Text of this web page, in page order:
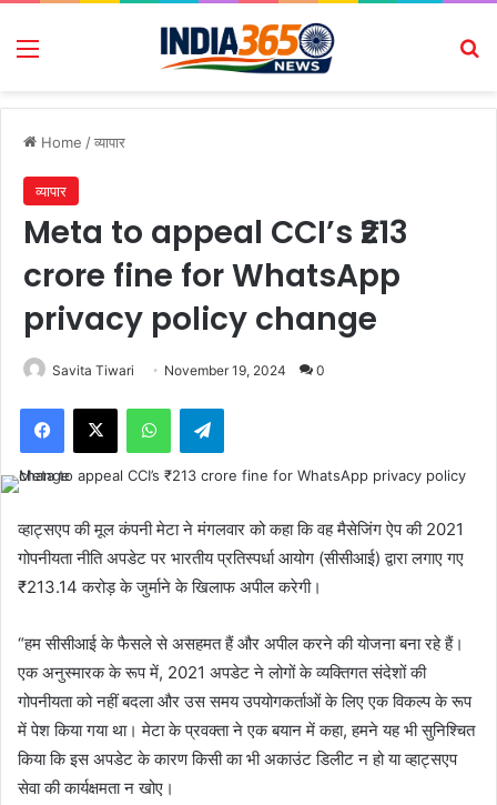
Menu
Home /व्यापार
व्यापार
Meta to appeal CCI’s ₹213
crore fine for WhatsApp
privacy policy change
Savita Tiwari November 19, 2024 0
Facebook
X WhatsAppTelegram
व्हाट्सएप की मूल कंपनी मेटा ने मंगलवार को कहा कि वह मैसेजिंग ऐप की 2021
गोपनीयता नीति अपडेट पर भारतीय प्रतिस्पर्धा आयोग (सीसीआई) द्वारा लगाए गए
₹213.14 करोड़ के जुर्माने के खिलाफ अपील करेगी।
“हम सीसीआई के फैसले से असहमत हैं और अपील करने की योजना बना रहे हैं।
एक अनुस्मारक के रूप में, 2021 अपडेट ने लोगों के व्यक्तिगत संदेशों की
गोपनीयता को नहीं बदला और उस समय उपयोगकर्ताओं के लिए एक विकल्प के रूप
में पेश किया गया था। मेटा के प्रवक्ता ने एक बयान में कहा, हमने यह भी सुनिश्चित
किया कि इस अपडेट के कारण किसी का भी अकाउंट डिलीट न हो या व्हाट्सएप
सेवा की कार्यक्षमता न खोए।